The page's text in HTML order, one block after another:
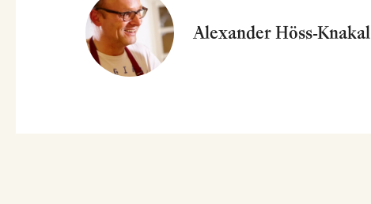
Alexander Höss-Knakal